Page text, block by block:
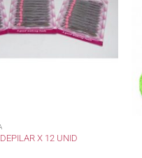
X 12 UNID